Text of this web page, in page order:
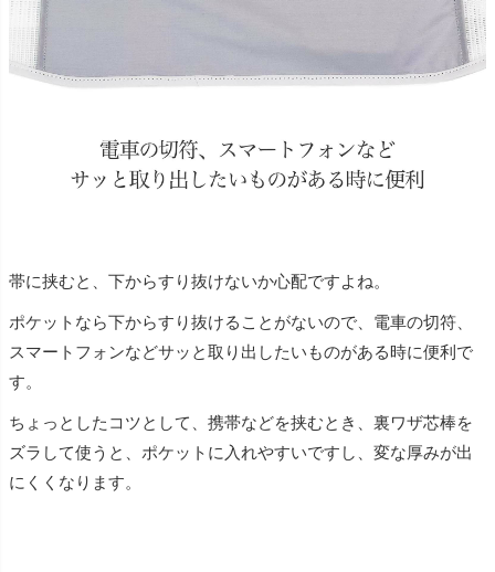
帯に挟むと、下からすり抜けないか心配ですよね。
ポケットなら下からすり抜けることがないので、電車の切符、
スマートフォンなどサッと取り出したいものがある時に便利で
す。
ちょっとしたコツとして、携帯などを挟むとき、裏ワザ芯棒を
ズラして使うと、ポケットに入れやすいですし、変な厚みが出
にくくなります。